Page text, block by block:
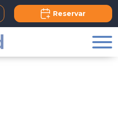
Reservar